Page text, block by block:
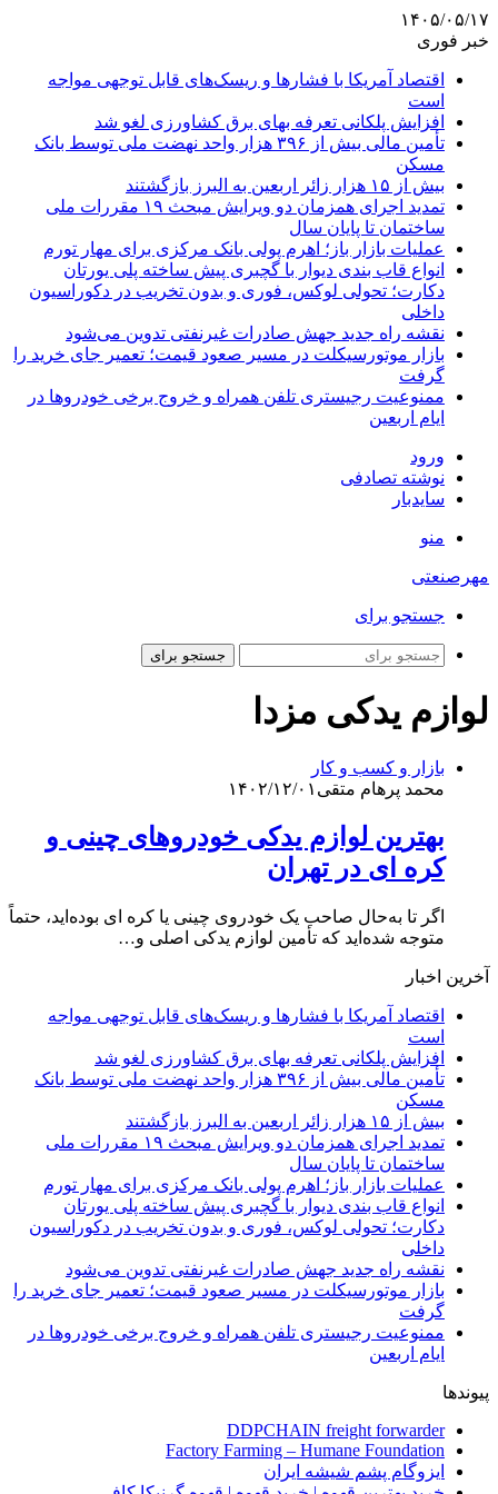
۱۴۰۵/۰۵/۱۷
خبر فوری
اقتصاد آمریکا با فشارها و ریسک‌های قابل توجهی مواجه
است
افزایش پلکانی تعرفه بهای برق کشاورزی لغو شد
تأمین مالی بیش از ۳۹۶ هزار واحد نهضت ملی توسط بانک
مسکن
بیش از ۱۵ هزار زائر اربعین به البرز بازگشتند
تمدید اجرای همزمان دو ویرایش مبحث ۱۹ مقررات ملی
ساختمان تا پایان سال
عملیات بازار باز؛ اهرم پولی بانک مرکزی برای مهار تورم
انواع قاب بندی دیوار با گچبری پیش ساخته پلی یورتان
دکارت؛ تحولی لوکس، فوری و بدون تخریب در دکوراسیون
داخلی
نقشه راه جدید جهش صادرات غیرنفتی تدوین می‌شود
بازار موتورسیکلت در مسیر صعود قیمت؛ تعمیر جای خرید را
گرفت
ممنوعیت رجیستری تلفن همراه و خروج برخی خودروها در
ایام اربعین
ورود
نوشته تصادفی
سایدبار
منو
مهرصنعتی
جستجو برای
جستجو برای
لوازم یدکی مزدا
بازار و کسب و کار
محمد پرهام متقی ۱۴۰۲/۱۲/۰۱
بهترین لوازم یدکی خودروهای چینی و
کره ای در تهران
اگر تا به‌حال صاحب یک خودروی چینی یا کره ای بوده‌اید، حتماً
متوجه شده‌اید که تأمین لوازم یدکی اصلی و…
آخرین اخبار
اقتصاد آمریکا با فشارها و ریسک‌های قابل توجهی مواجه
است
افزایش پلکانی تعرفه بهای برق کشاورزی لغو شد
تأمین مالی بیش از ۳۹۶ هزار واحد نهضت ملی توسط بانک
مسکن
بیش از ۱۵ هزار زائر اربعین به البرز بازگشتند
تمدید اجرای همزمان دو ویرایش مبحث ۱۹ مقررات ملی
ساختمان تا پایان سال
عملیات بازار باز؛ اهرم پولی بانک مرکزی برای مهار تورم
انواع قاب بندی دیوار با گچبری پیش ساخته پلی یورتان
دکارت؛ تحولی لوکس، فوری و بدون تخریب در دکوراسیون
داخلی
نقشه راه جدید جهش صادرات غیرنفتی تدوین می‌شود
بازار موتورسیکلت در مسیر صعود قیمت؛ تعمیر جای خرید را
گرفت
ممنوعیت رجیستری تلفن همراه و خروج برخی خودروها در
ایام اربعین
پیوندها
DDPCHAIN freight forwarder
Factory Farming – Humane Foundation
ایزوگام پشم شیشه ایران